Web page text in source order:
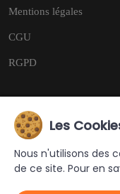
Mentions légales
CGU
RGPD
Ce site a été
Les
Nous n'utilisons des
de ce site. Pour en